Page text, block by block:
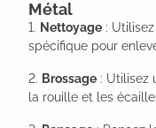
Métal
1. Nettoyage :
spécifique pour
2. Brossage : Utilisez
la rouille et les